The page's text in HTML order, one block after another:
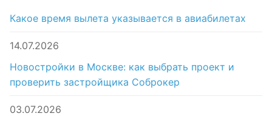
Какое время вылета указывается в авиабилетах
14.07.2026
Новостройки в Москве: как выбрать проект и
проверить застройщика Соброкер
03.07.2026